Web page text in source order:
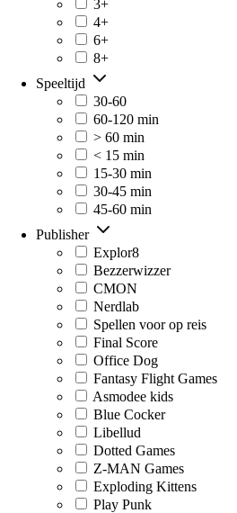
3+
4+
6+
8+
Speeltijd
30-60
60-120 min
> 60 min
< 15 min
15-30 min
30-45 min
45-60 min
Publisher
Explor8
Bezzerwizzer
CMON
Nerdlab
Spellen voor op reis
Final Score
Office Dog
Fantasy Flight Games
Asmodee kids
Blue Cocker
Libellud
Dotted Games
Z-MAN Games
Exploding Kittens
Play Punk